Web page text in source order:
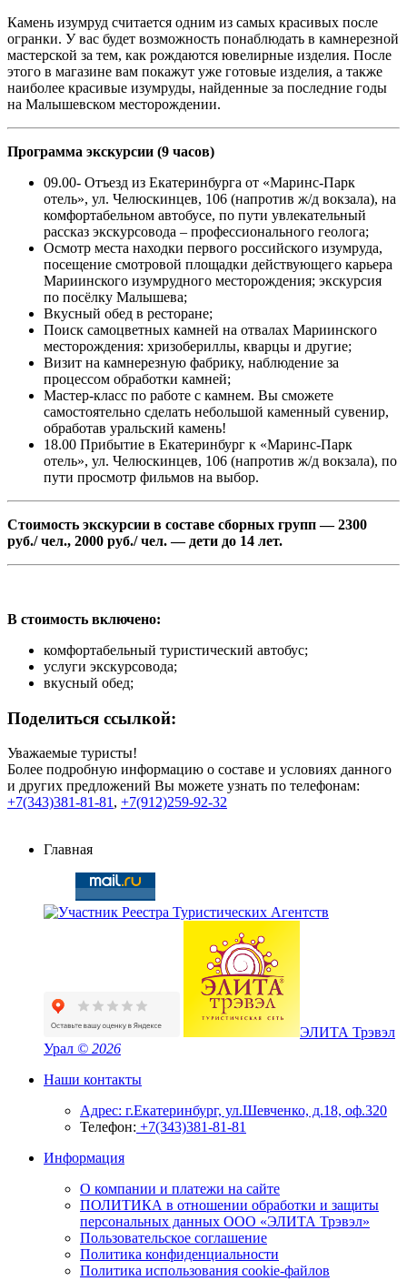
Камень изумруд считается одним из самых красивых после
огранки. У вас будет возможность понаблюдать в камнерезной
мастерской за тем, как рождаются ювелирные изделия. После
этого в магазине вам покажут уже готовые изделия, а также
наиболее красивые изумруды, найденные за последние годы
на Малышевском месторождении.
Программа экскурсии (9 часов)
09.00- Отъезд из Екатеринбурга от «Маринс-Парк
отель», ул. Челюскинцев, 106 (напротив ж/д вокзала), на
комфортабельном автобусе, по пути увлекательный
рассказ экскурсовода – профессионального геолога;
Осмотр места находки первого российского изумруда,
посещение смотровой площадки действующего карьера
Мариинского изумрудного месторождения; экскурсия
по посёлку Малышева;
Вкусный обед в ресторане;
Поиск самоцветных камней на отвалах Мариинского
месторождения: хризобериллы, кварцы и другие;
Визит на камнерезную фабрику, наблюдение за
процессом обработки камней;
Мастер-класс по работе с камнем. Вы сможете
самостоятельно сделать небольшой каменный сувенир,
обработав уральский камень!
18.00 Прибытие в Екатеринбург к «Маринс-Парк
отель», ул. Челюскинцев, 106 (напротив ж/д вокзала), по
пути просмотр фильмов на выбор.
Стоимость экскурсии в составе сборных групп — 2300
руб./ чел., 2000 руб./ чел. — дети до 14 лет.
В стоимость включено:
комфортабельный туристический автобус;
услуги экскурсовода;
вкусный обед;
Поделиться ссылкой:
Уважаемые туристы!
Более подробную информацию о составе и условиях данного
и других предложений Вы можете узнать по телефонам:
+7(343)381-81-81, +7(912)259-92-32
Главная
ЭЛИТА Трэвэл
Урал © 2026
Наши контакты
Адрес: г.Екатеринбург, ул.Шевченко, д.18, оф.320
Телефон: +7(343)381-81-81
Информация
О компании и платежи на сайте
ПОЛИТИКА в отношении обработки и защиты
персональных данных ООО «ЭЛИТА Трэвэл»
Пользовательское соглашение
Политика конфиденциальности
Политика использования cookie-файлов